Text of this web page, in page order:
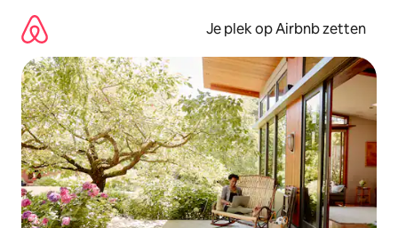
direct
naar
inhoud
Je plek op Airbnb zetten